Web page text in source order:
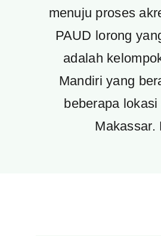
menuju proses
PAUD lorong
adalah
Mandiri yang
beberapa
Makassar.